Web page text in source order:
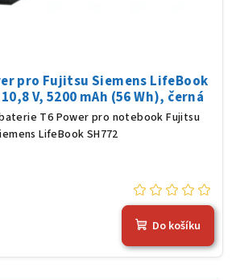
pro Fujitsu Siemens LifeBook
V, 5200 mAh (56 Wh), černá
T6 Power pro notebook Fujitsu
LifeBook SH772
Do košíku